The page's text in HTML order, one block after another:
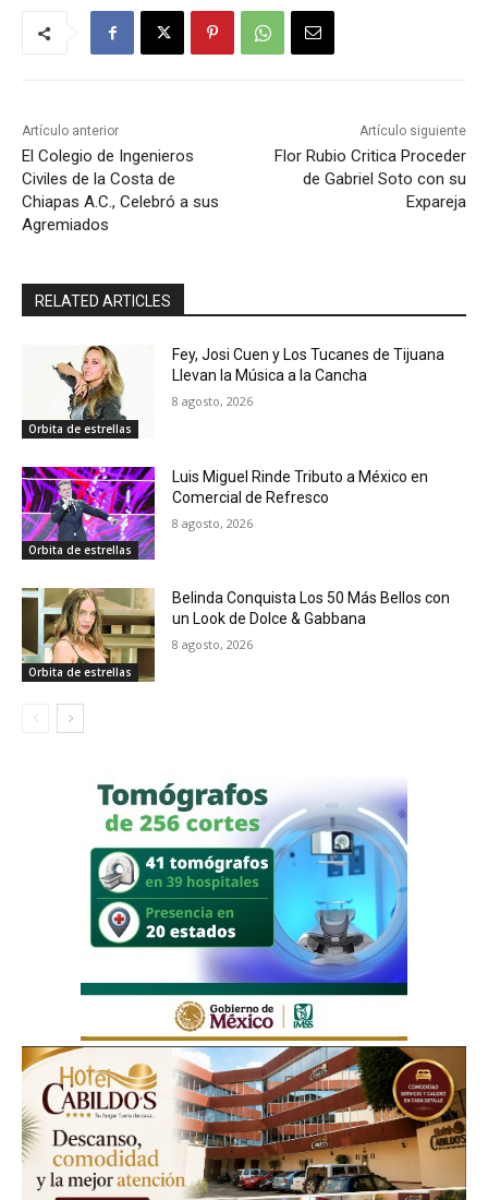
Artículo anterior
El Colegio de Ingenieros
Civiles de la Costa de
Chiapas A.C., Celebró a sus
Agremiados
Artículo siguiente
Flor Rubio Critica Proceder
de Gabriel Soto con su
Expareja
RELATED ARTICLES
Orbita de estrellas
Fey, Josi Cuen y Los Tucanes de Tijuana
Llevan la Música a la Cancha
8 agosto, 2026
Orbita de estrellas
Luis Miguel Rinde Tributo a México en
Comercial de Refresco
8 agosto, 2026
Orbita de estrellas
Belinda Conquista Los 50 Más Bellos con
un Look de Dolce & Gabbana
8 agosto, 2026